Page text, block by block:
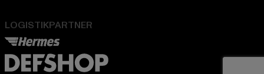
LOGISTIKPARTNER